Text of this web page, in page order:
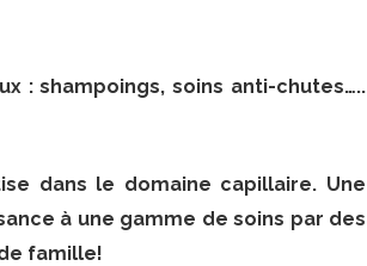
: shampoings, soins anti-chutes…..
dans le domaine capillaire. Une
à une gamme de soins par des
famille!